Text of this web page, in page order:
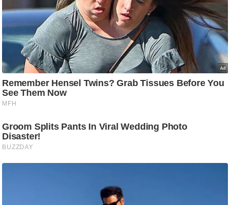
फि
ट
ने
स
त्रा
रि
ले
न
शि